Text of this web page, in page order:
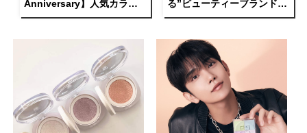
Anniversary】人気カラー
アイテムの日本限定キット
る”ビューティーブランド
「By ttt.(バイティースリ